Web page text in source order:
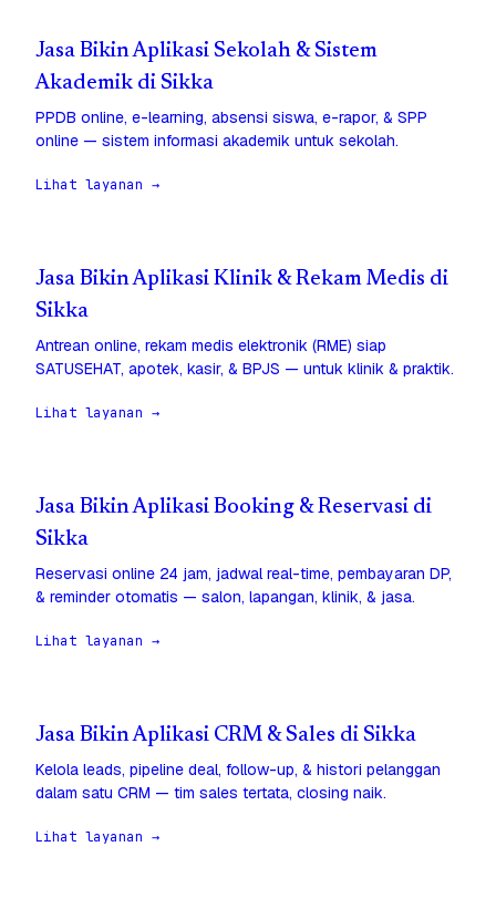
Jasa Bikin Aplikasi Sekolah & Sistem
Akademik di Sikka
PPDB online, e-learning, absensi siswa, e-rapor, & SPP
online — sistem informasi akademik untuk sekolah.
Lihat layanan →
Jasa Bikin Aplikasi Klinik & Rekam Medis di
Sikka
Antrean online, rekam medis elektronik (RME) siap
SATUSEHAT, apotek, kasir, & BPJS — untuk klinik & praktik.
Lihat layanan →
Jasa Bikin Aplikasi Booking & Reservasi di
Sikka
Reservasi online 24 jam, jadwal real-time, pembayaran DP,
& reminder otomatis — salon, lapangan, klinik, & jasa.
Lihat layanan →
Jasa Bikin Aplikasi CRM & Sales di Sikka
Kelola leads, pipeline deal, follow-up, & histori pelanggan
dalam satu CRM — tim sales tertata, closing naik.
Lihat layanan →